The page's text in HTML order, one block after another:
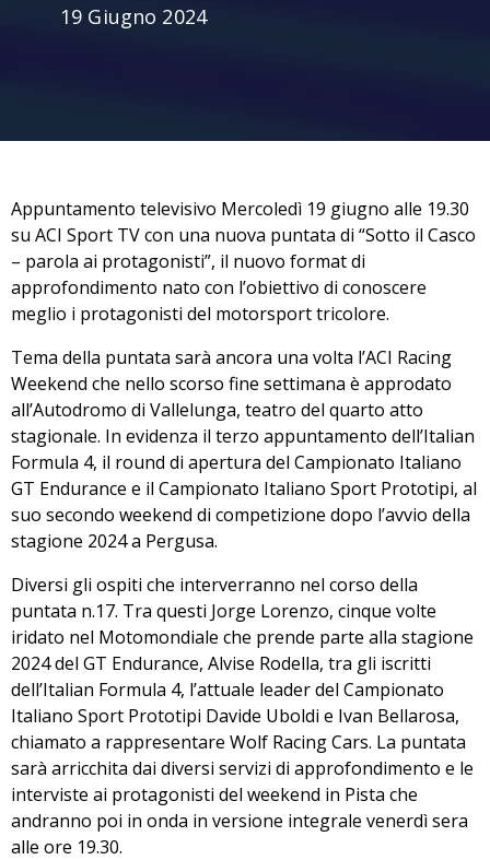
19 Giugno 2024
Appuntamento televisivo Mercoledì 19 giugno alle 19.30
su ACI Sport TV con una nuova puntata di “Sotto il Casco
– parola ai protagonisti”, il nuovo format di
approfondimento nato con l’obiettivo di conoscere
meglio i protagonisti del motorsport tricolore.
Tema della puntata sarà ancora una volta l’ACI Racing
Weekend che nello scorso fine settimana è approdato
all’Autodromo di Vallelunga, teatro del quarto atto
stagionale. In evidenza il terzo appuntamento dell’Italian
Formula 4, il round di apertura del Campionato Italiano
GT Endurance e il Campionato Italiano Sport Prototipi, al
suo secondo weekend di competizione dopo l’avvio della
stagione 2024 a Pergusa.
Diversi gli ospiti che interverranno nel corso della
puntata n.17. Tra questi Jorge Lorenzo, cinque volte
iridato nel Motomondiale che prende parte alla stagione
2024 del GT Endurance, Alvise Rodella, tra gli iscritti
dell’Italian Formula 4, l’attuale leader del Campionato
Italiano Sport Prototipi Davide Uboldi e Ivan Bellarosa,
chiamato a rappresentare Wolf Racing Cars. La puntata
sarà arricchita dai diversi servizi di approfondimento e le
interviste ai protagonisti del weekend in Pista che
andranno poi in onda in versione integrale venerdì sera
alle ore 19.30.